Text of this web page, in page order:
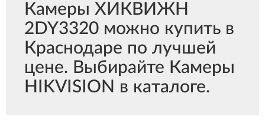
Камеры ХИКВИЖН
2DY3320 можно купить в
Краснодаре по лучшей
цене. Выбирайте Камеры
HIKVISION в каталоге.